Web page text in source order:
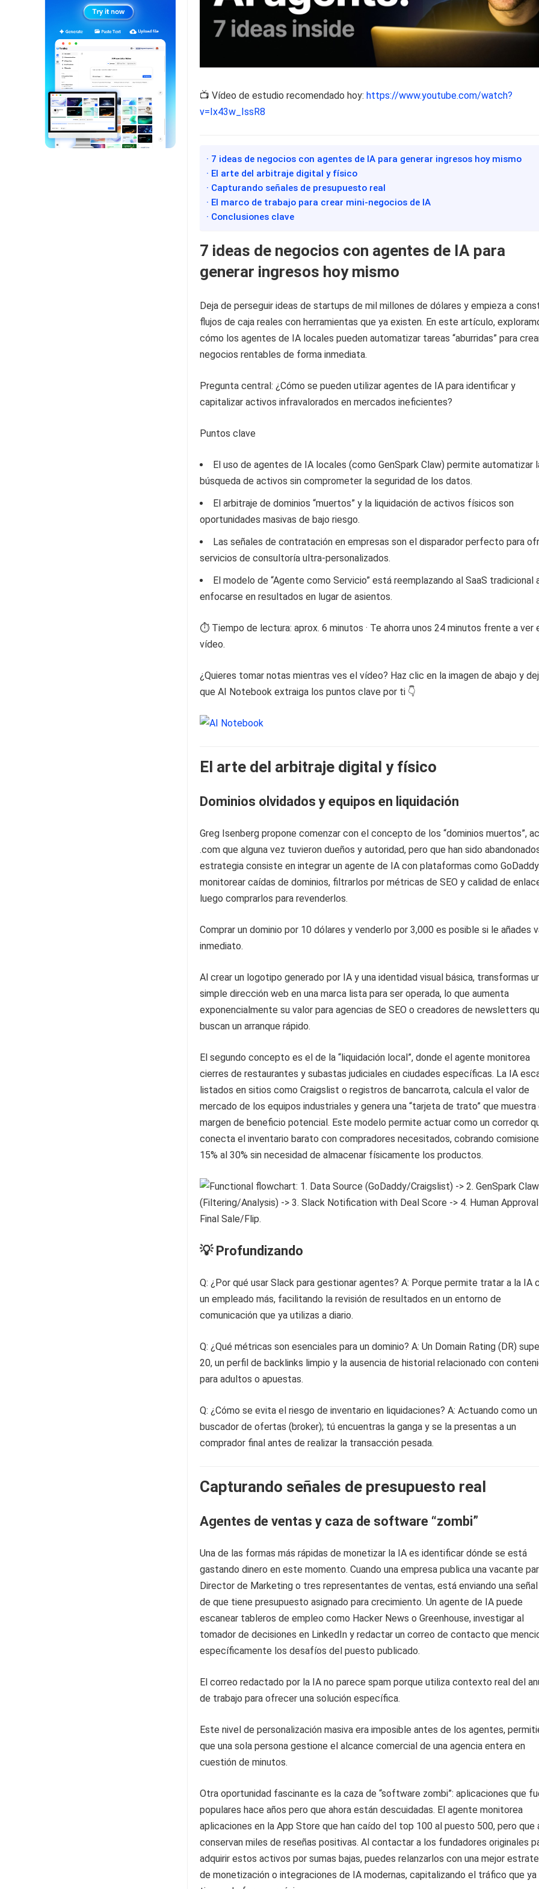
📺 Vídeo de estudio recomendado hoy: https://www.youtube.com/watch?
v=Ix43w_IssR8
· 7 ideas de negocios con agentes de IA para generar ingresos hoy mismo
· El arte del arbitraje digital y físico
· Capturando señales de presupuesto real
· El marco de trabajo para crear mini-negocios de IA
· Conclusiones clave
7 ideas de negocios con agentes de IA para
generar ingresos hoy mismo
Deja de perseguir ideas de startups de mil millones de dólares y empieza a
flujos de caja reales con herramientas que ya existen. En este artículo,
cómo los agentes de IA locales pueden automatizar tareas “aburridas” para
negocios rentables de forma inmediata.
Pregunta central: ¿Cómo se pueden utilizar agentes de IA para identificar y
capitalizar activos infravalorados en mercados ineficientes?
Puntos clave
El uso de agentes de IA locales (como GenSpark Claw) permite automatizar
búsqueda de activos sin comprometer la seguridad de los datos.
El arbitraje de dominios “muertos” y la liquidación de activos físicos son
oportunidades masivas de bajo riesgo.
Las señales de contratación en empresas son el disparador perfecto para
servicios de consultoría ultra-personalizados.
El modelo de “Agente como Servicio” está reemplazando al SaaS tradicional
enfocarse en resultados en lugar de asientos.
⏱️ Tiempo de lectura: aprox. 6 minutos · Te ahorra unos 24 minutos frente a ver
vídeo.
¿Quieres tomar notas mientras ves el vídeo? Haz clic en la imagen de abajo y
que AI Notebook extraiga los puntos clave por ti 👇
El arte del arbitraje digital y físico
Dominios olvidados y equipos en liquidación
Greg Isenberg propone comenzar con el concepto de los “dominios muertos”,
.com que alguna vez tuvieron dueños y autoridad, pero que han sido
estrategia consiste en integrar un agente de IA con plataformas como
monitorear caídas de dominios, filtrarlos por métricas de SEO y calidad de
luego comprarlos para revenderlos.
Comprar un dominio por 10 dólares y venderlo por 3,000 es posible si le añades
inmediato.
Al crear un logotipo generado por IA y una identidad visual básica, transformas
simple dirección web en una marca lista para ser operada, lo que aumenta
exponencialmente su valor para agencias de SEO o creadores de newsletters
buscan un arranque rápido.
El segundo concepto es el de la “liquidación local”, donde el agente monitorea
cierres de restaurantes y subastas judiciales en ciudades específicas. La IA
listados en sitios como Craigslist o registros de bancarrota, calcula el valor de
mercado de los equipos industriales y genera una “tarjeta de trato” que muestra
margen de beneficio potencial. Este modelo permite actuar como un corredor
conecta el inventario barato con compradores necesitados, cobrando
15% al 30% sin necesidad de almacenar físicamente los productos.
💡 Profundizando
Q: ¿Por qué usar Slack para gestionar agentes? A: Porque permite tratar a la IA
un empleado más, facilitando la revisión de resultados en un entorno de
comunicación que ya utilizas a diario.
Q: ¿Qué métricas son esenciales para un dominio? A: Un Domain Rating (DR)
20, un perfil de backlinks limpio y la ausencia de historial relacionado con
para adultos o apuestas.
Q: ¿Cómo se evita el riesgo de inventario en liquidaciones? A: Actuando como un
buscador de ofertas (broker); tú encuentras la ganga y se la presentas a un
comprador final antes de realizar la transacción pesada.
Capturando señales de presupuesto real
Agentes de ventas y caza de software “zombi”
Una de las formas más rápidas de monetizar la IA es identificar dónde se está
gastando dinero en este momento. Cuando una empresa publica una vacante
Director de Marketing o tres representantes de ventas, está enviando una
de que tiene presupuesto asignado para crecimiento. Un agente de IA puede
escanear tableros de empleo como Hacker News o Greenhouse, investigar al
tomador de decisiones en LinkedIn y redactar un correo de contacto que
específicamente los desafíos del puesto publicado.
El correo redactado por la IA no parece spam porque utiliza contexto real del
de trabajo para ofrecer una solución específica.
Este nivel de personalización masiva era imposible antes de los agentes,
que una sola persona gestione el alcance comercial de una agencia entera en
cuestión de minutos.
Otra oportunidad fascinante es la caza de “software zombi”: aplicaciones que
populares hace años pero que ahora están descuidadas. El agente monitorea
aplicaciones en la App Store que han caído del top 100 al puesto 500, pero que
conservan miles de reseñas positivas. Al contactar a los fundadores originales
adquirir estos activos por sumas bajas, puedes relanzarlos con una mejor
de monetización o integraciones de IA modernas, capitalizando el tráfico que ya